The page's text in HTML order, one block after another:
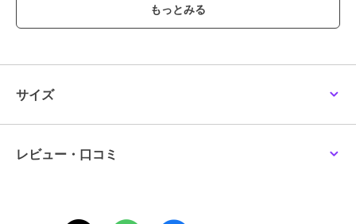
いた瞬間から喜ばれる】ギフトボックス入りで、そのまま渡せる特別
感のあるパッケージデザイン！
【生産国】 中国
【サイズ】
【タオル】
サイズ
レビュー・口コミ